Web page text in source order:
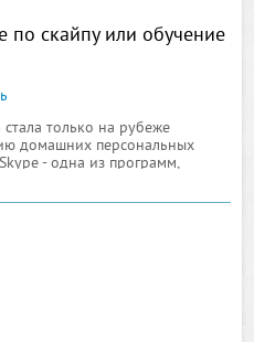
по скайпу или обучение
только на рубеже
домашних персональных
- одна из программ,